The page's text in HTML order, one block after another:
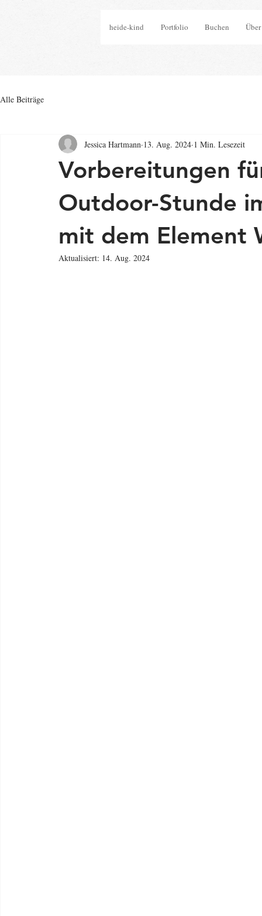
heide-kind Portfolio Buchen
Alle Beiträge
Vorbereitungen
Outdoor-Stunde
mit dem Element
Jessica Hartmann 13. Aug. 2024 1 Min. Lesezeit
Aktualisiert: 14. Aug. 2024